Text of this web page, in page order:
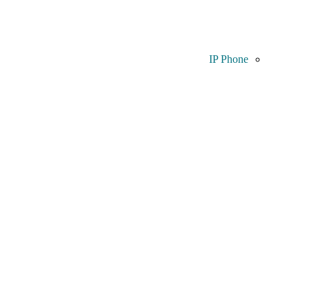
IP Phone